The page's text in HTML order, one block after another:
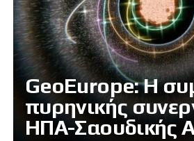
GeoEurope: Η
πυρηνικής
ΗΠΑ-Σαουδικής